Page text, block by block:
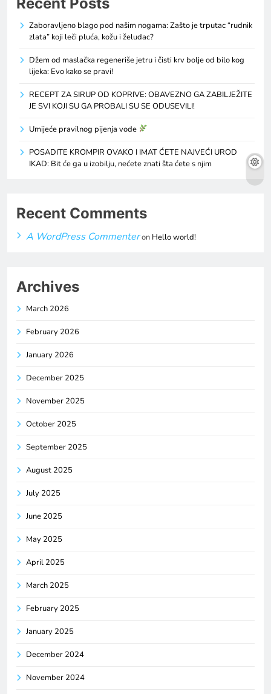
Zaboravljeno blago pod našim nogama: Zašto je trputac “rudnik
zlata” koji leči pluća, kožu i želudac?
Džem od maslačka regeneriše jetru i čisti krv bolje od bilo kog
lijeka: Evo kako se pravi!
RECEPT ZA SIRUP OD KOPRIVE: OBAVEZNO GA ZABILJEŽITE
JE SVI KOJI SU GA PROBALI SU SE ODUSEVILI!
Umijeće pravilnog pijenja vode
POSADITE KROMPIR OVAKO I IMAT ĆETE NAJVEĆI UROD
IKAD: Bit će ga u izobilju, nećete znati šta ćete s njim
Recent Comments
A WordPress Commenteron Hello world!
Archives
March 2026
February 2026
January 2026
December 2025
November 2025
October 2025
September 2025
August 2025
July 2025
June 2025
May 2025
April 2025
March 2025
February 2025
January 2025
December 2024
November 2024